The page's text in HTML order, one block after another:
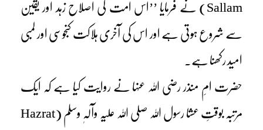
Sallam) نے فرمایا ’’اس امت کی اصلاح زہد اور یقین
سے شروع ہوتی ہے اور اس کی آخری ہلاکت کنجوسی اور لمبی
امید رکھنا ہے۔
حضرت امِ منذر رضی اللہ عنہا نے روایت کیا ہے کہ ایک
مرتبہ بوقتِ عشا رسول اللہ صلی اللہ علیہ وآلہٖ وسلم (Hazrat